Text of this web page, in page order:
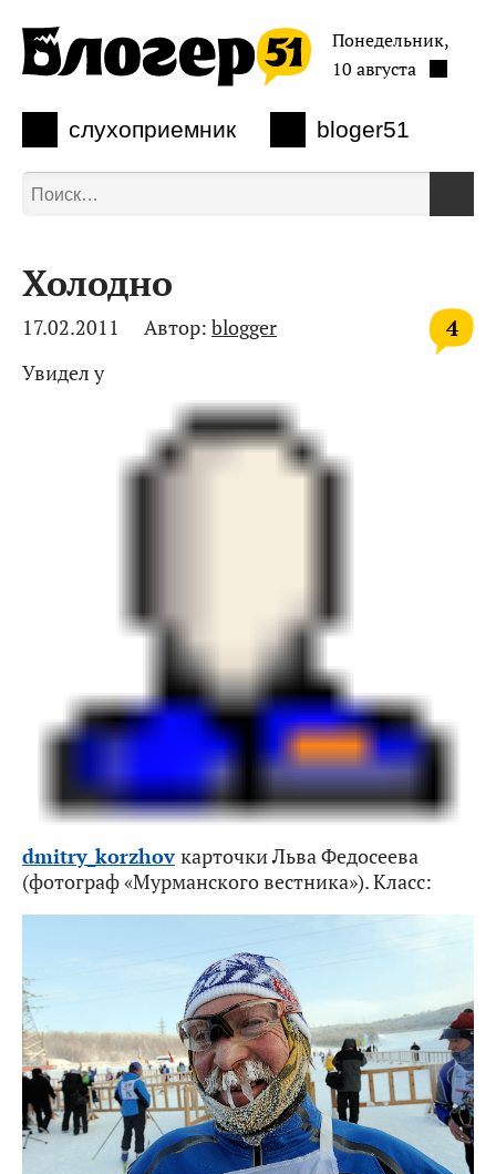
слухоприемник bloger51
Понедельник,
10 августа
Холодно
4
17.02.2011 Автор: blogger
Увидел у
dmitry_korzhov карточки Льва Федосеева
(фотограф «Мурманского вестника»). Класс: